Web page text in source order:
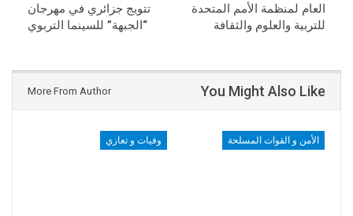
العام لمنظمة الأمم المتحدة
للتربية والعلوم والثقافة
تتويج جزائري في مهرجان
“الجبهة” للسينما التربوي
You Might Also Like
More From Author
الأمن و القوات المسلحة وفيات و تعازي